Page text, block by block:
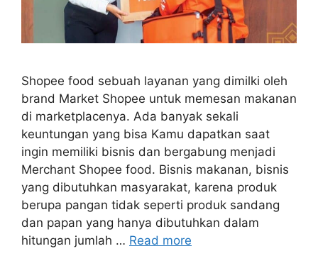
Shopee food sebuah layanan yang dimilki oleh
brand Market Shopee untuk memesan makanan
di marketplacenya. Ada banyak sekali
keuntungan yang bisa Kamu dapatkan saat
ingin memiliki bisnis dan bergabung menjadi
Merchant Shopee food. Bisnis makanan, bisnis
yang dibutuhkan masyarakat, karena produk
berupa pangan tidak seperti produk sandang
dan papan yang hanya dibutuhkan dalam
hitungan jumlah … Read more